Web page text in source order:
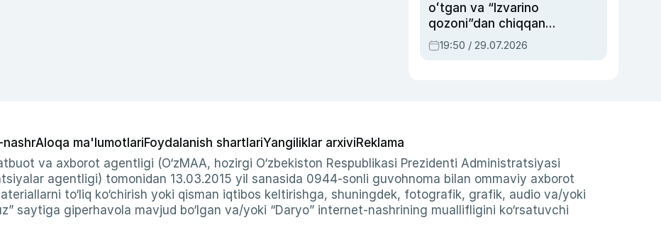
oʻtgan va “Izvarino
qozoni”dan chiqqan
qahramon — Ukraina
armiyasi bosh
19:50 / 29.07.2026
nashrAloqa ma'lumotlariFoydalanish shartlariYangiliklar arxiviReklama
va axborot agentligi (O‘zMAA, hozirgi O‘zbekiston Respublikasi Prezidenti Administratsiyasi
agentligi) tomonidan 13.03.2015 yil sanasida 0944-sonli guvohnoma bilan ommaviy axborot
to‘liq ko‘chirish yoki qisman iqtibos keltirishga, shuningdek, fotografik, grafik, audio va/yoki
saytiga giperhavola mavjud bo‘lgan va/yoki “Daryo” internet-nashrining muallifligini ko‘rsatuvchi